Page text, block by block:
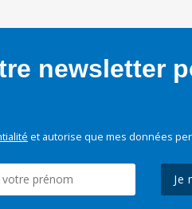
newsletter
et autorise que mes données
Je